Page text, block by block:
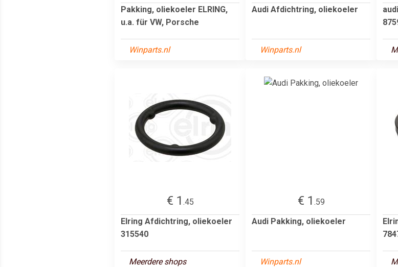
Pakking, oliekoeler ELRING,
u.a. für VW, Porsche
Winparts.nl
Audi Afdichtring, oliekoeler
Winparts.nl
€ 1 .45
Elring Afdichtring, oliekoeler
315540
Meerdere shops
€ 1 .59
Audi Pakking, oliekoeler
Winparts.nl